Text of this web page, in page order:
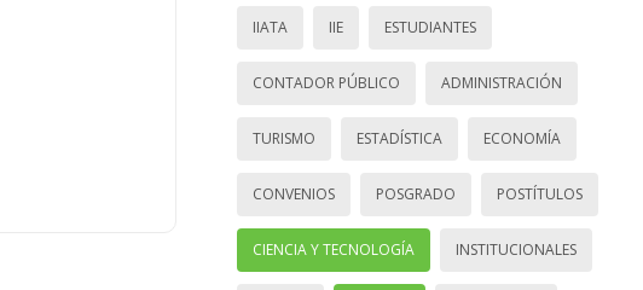
IIATA IIE ESTUDIANTES
CONTADOR PÚBLICO ADMINISTRACIÓN
TURISMO ESTADÍSTICA ECONOMÍA
CONVENIOS POSGRADO POSTÍTULOS
CIENCIA Y TECNOLOGÍA INSTITUCIONALES